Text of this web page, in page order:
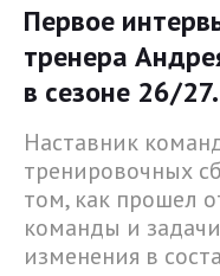
Первое
тренера
в сезоне 26/
Наставник
тренировочных
том, как прошел
команды и
изменения в